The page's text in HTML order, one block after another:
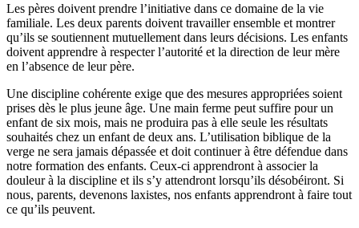
Les pères doivent prendre l’initiative dans ce domaine de la vie
familiale. Les deux parents doivent travailler ensemble et montrer
qu’ils se soutiennent mutuellement dans leurs décisions. Les enfants
doivent apprendre à respecter l’autorité et la direction de leur mère
en l’absence de leur père.
Une discipline cohérente exige que des mesures appropriées soient
prises dès le plus jeune âge. Une main ferme peut suffire pour un
enfant de six mois, mais ne produira pas à elle seule les résultats
souhaités chez un enfant de deux ans. L’utilisation biblique de la
verge ne sera jamais dépassée et doit continuer à être défendue dans
notre formation des enfants. Ceux-ci apprendront à associer la
douleur à la discipline et ils s’y attendront lorsqu’ils désobéiront. Si
nous, parents, devenons laxistes, nos enfants apprendront à faire tout
ce qu’ils peuvent.